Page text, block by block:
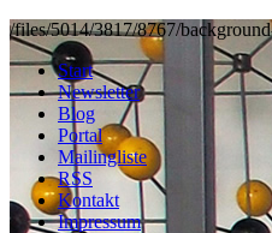
/files/5014/3817/8767/
Start
Newsletter
Blog
Portal
Mailingliste
RSS
Kontakt
Impressum